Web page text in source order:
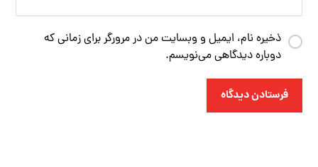
ذخیره نام، ایمیل و وبسایت من در مرورگر برای زمانی که
دوباره دیدگاهی می‌نویسم.
فرستادن دیدگاه